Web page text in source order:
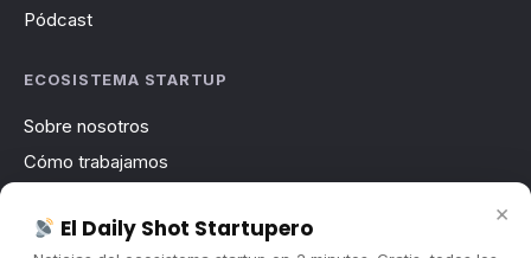
Pódcast
ECOSISTEMA STARTUP
Sobre nosotros
Cómo trabajamos
Contacto
×
El Daily Shot Startupero